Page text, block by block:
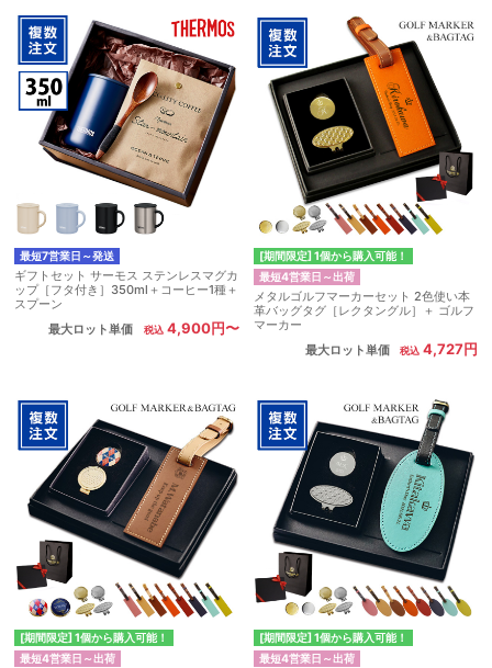
最短7営業日～発送
ギフトセット サーモス ステンレスマグカ
ップ［フタ付き］350ml＋コーヒー1種＋
スプーン
最大ロット単価
4,900円〜
[期間限定] 1個から購入可能！
最短4営業日～出荷
メタルゴルフマーカーセット 2色使い本
革バッグタグ［レクタングル］＋ ゴルフ
マーカー
最大ロット単価
4,727円
[期間限定] 1個から購入可能！
最短4営業日～出荷
[期間限定] 1個から購入可能！
最短4営業日～出荷